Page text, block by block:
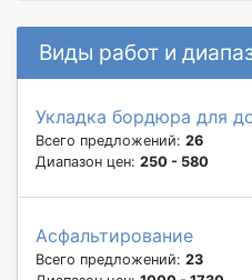
Виды работ и
Укладка бордюра для
Всего предложений: 26
Диапазон цен: 250 - 580
Асфальтирование
Всего предложений: 23